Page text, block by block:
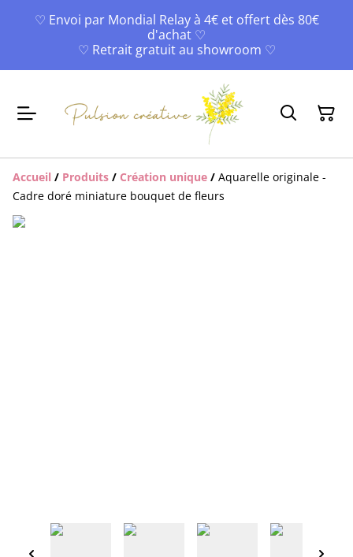
♡ Envoi par Mondial Relay à 4€ et offert dès 80€
d'achat ♡
♡ Retrait gratuit au showroom ♡
Accueil / Produits / Création unique / Aquarelle originale -
Cadre doré miniature bouquet de fleurs